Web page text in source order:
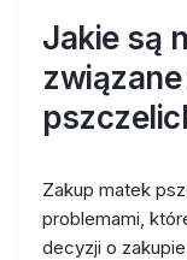
Jakie są
Zakup matek
problemami,
decyzji o